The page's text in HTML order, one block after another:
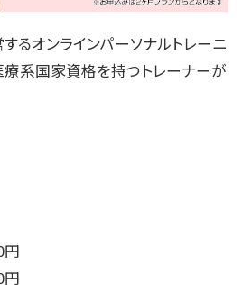
るオンラインパーソナルトレーニ
療系国家資格を持つトレーナーが